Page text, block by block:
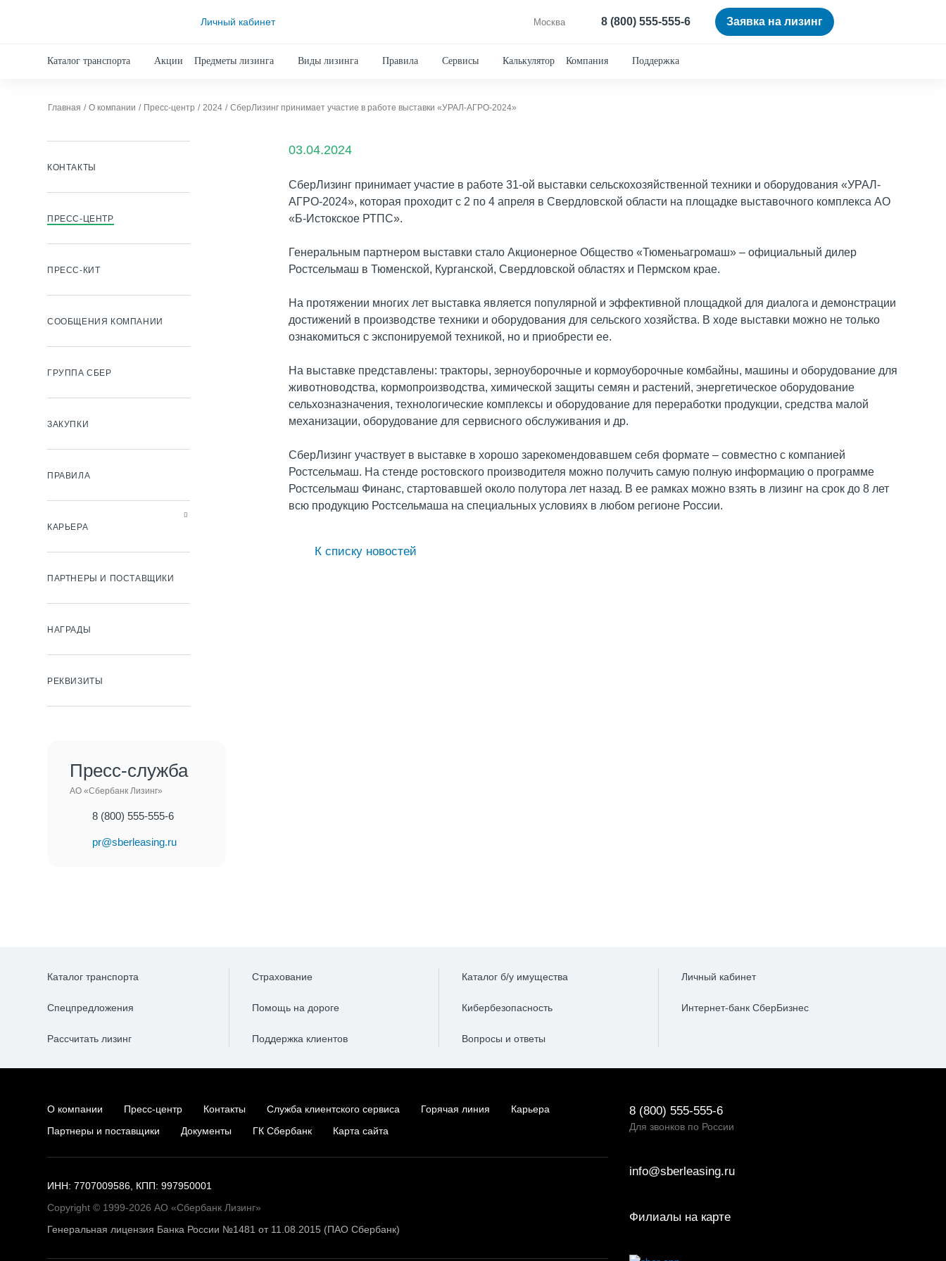
Личный кабинет Москва 8 (800) 555-555-6 Заявка на лизинг
Каталог транспорта Акции Предметы лизинга Виды лизинга Правила Сервисы Калькулятор Компания Поддержка
Главная О компании Пресс-центр 2024 СберЛизинг принимает участие в работе выставки «УРАЛ-АГРО-2024»
КОНТАКТЫ
ПРЕСС-ЦЕНТР
ПРЕСС-КИТ
СООБЩЕНИЯ КОМПАНИИ
ГРУППА СБЕР
ЗАКУПКИ
ПРАВИЛА
КАРЬЕРА
ПАРТНЕРЫ И ПОСТАВЩИКИ
НАГРАДЫ
РЕКВИЗИТЫ
Пресс-служба
АО «Сбербанк Лизинг»
8 (800) 555-555-6
pr@sberleasing.ru
03.04.2024
СберЛизинг принимает участие в работе 31-ой выставки сельскохозяйственной техники и оборудования «УРАЛ-
АГРО-2024», которая проходит с 2 по 4 апреля в Свердловской области на площадке выставочного комплекса АО
«Б-Истокское РТПС».
Генеральным партнером выставки стало Акционерное Общество «Тюменьагромаш» – официальный дилер
Ростсельмаш в Тюменской, Курганской, Свердловской областях и Пермском крае.
На протяжении многих лет выставка является популярной и эффективной площадкой для диалога и демонстрации
достижений в производстве техники и оборудования для сельского хозяйства. В ходе выставки можно не только
ознакомиться с экспонируемой техникой, но и приобрести ее.
На выставке представлены: тракторы, зерноуборочные и кормоуборочные комбайны, машины и оборудование для
животноводства, кормопроизводства, химической защиты семян и растений, энергетическое оборудование
сельхозназначения, технологические комплексы и оборудование для переработки продукции, средства малой
механизации, оборудование для сервисного обслуживания и др.
СберЛизинг участвует в выставке в хорошо зарекомендовавшем себя формате – совместно с компанией
Ростсельмаш. На стенде ростовского производителя можно получить самую полную информацию о программе
Ростсельмаш Финанс, стартовавшей около полутора лет назад. В ее рамках можно взять в лизинг на срок до 8 лет
всю продукцию Ростсельмаша на специальных условиях в любом регионе России.
К списку новостей
Каталог транспорта
Спецпредложения
Рассчитать лизинг
Страхование
Помощь на дороге
Поддержка клиентов
Каталог б/у имущества
Кибербезопасность
Вопросы и ответы
Личный кабинет
Интернет-банк СберБизнес
О компании Пресс-центр Контакты Служба клиентского сервиса Горячая линия
Карьера
Партнеры и поставщики
Документы ГК Сбербанк Карта сайта
ИНН: 7707009586, КПП: 997950001
Copyright © 1999-2026 АО «Сбербанк Лизинг»
Генеральная лицензия Банка России №1481 от 11.08.2015 (ПАО Сбербанк)
8 (800) 555-555-6
Для звонков по России
info@sberleasing.ru
Филиалы на карте